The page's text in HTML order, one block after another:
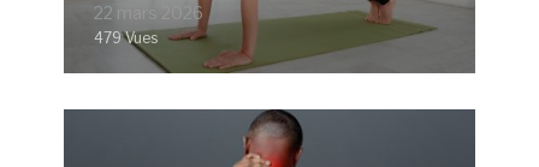
22 mars 2026
479 Vues